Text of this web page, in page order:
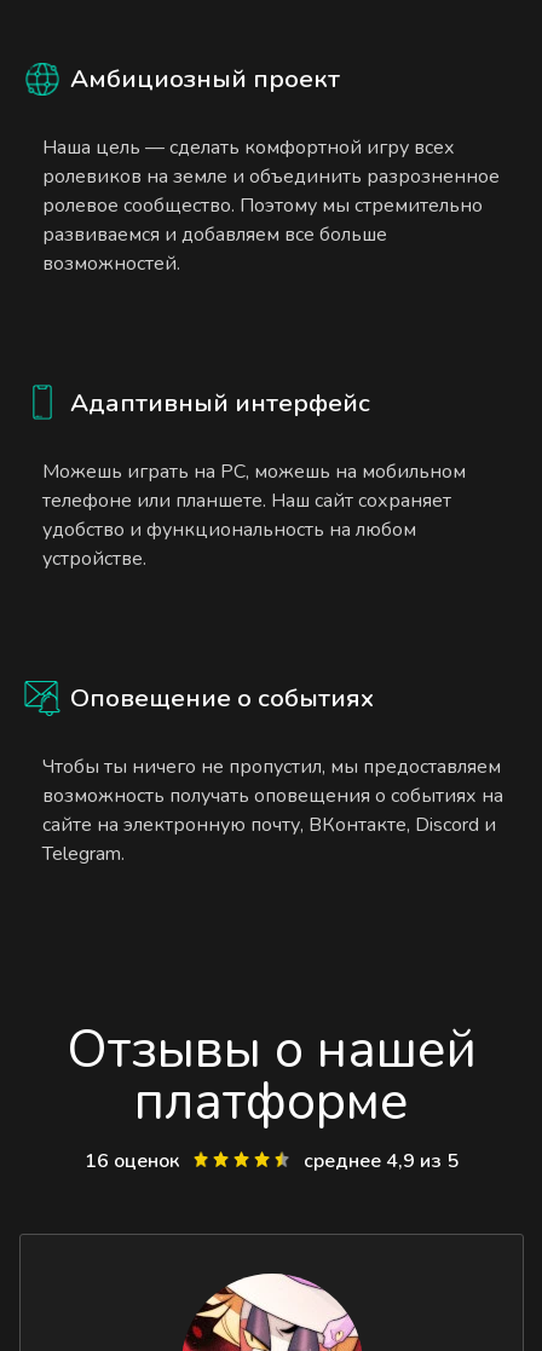
Амбициозный проект
Наша цель — сделать комфортной игру всех
ролевиков на земле и объединить разрозненное
ролевое сообщество. Поэтому мы стремительно
развиваемся и добавляем все больше
возможностей.
Адаптивный интерфейс
Можешь играть на PC, можешь на мобильном
телефоне или планшете. Наш сайт сохраняет
удобство и функциональность на любом
устройстве.
Оповещение о событиях
Чтобы ты ничего не пропустил, мы предоставляем
возможность получать оповещения о событиях на
сайте на электронную почту, ВКонтакте, Discord и
Telegram.
Отзывы о нашей
платформе
16 оценок среднее 4,9 из 5